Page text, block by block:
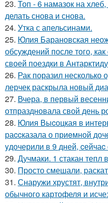
23. Топ - 6 намазок на
делать снова и снова.
24. Утка с апельсинами.
25. Юлия Барановская
обсуждений после того,
своей поездки в
26. Рак поразил несколько
лерчек раскрыла новый
27. Вчера, в первый
отпраздновала свой день
28. Юлия Выcоцкая в
раccказала о приeмной
yдочерили в 9 дней, cейчаc
29. Дучмаки. 1 стакан тепл
30. Пpосто смешали,
31. Снаружи хрустят,
обычного картофеля и